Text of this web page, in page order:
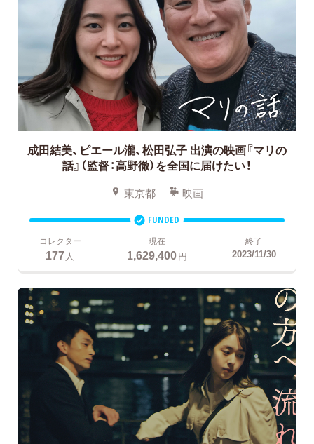
成田結美、ピエール瀧、松田弘子 出演の映画『マリの
話』（監督：高野徹）を全国に届けたい！
東京都 映画
FUNDED
コレクター
177 人
現在
1,629,400円
終了
2023/11/30